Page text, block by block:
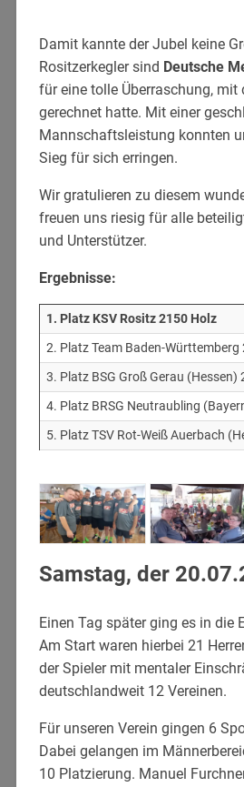
Damit kannte der Jubel keine
Rositzerkegler sind Deutsche
für eine tolle Überraschung, mit
gerechnet hatte. Mit einer
Mannschaftsleistung konnten
Sieg für sich erringen.
Wir gratulieren zu diesem
freuen uns riesig für alle
und Unterstützer.
Ergebnisse:
1. Platz KSV Rositz 2150 Holz
2. Platz Team Baden-Württemberg
3. Platz BSG Groß Gerau (Hessen)
4. Platz BRSG Neutraubling
5. Platz TSV Rot-Weiß Auerbach
Samstag, der
Einen Tag später ging es in die
Am Start waren hierbei 21
der Spieler mit mentaler
deutschlandweit 12 Vereinen.
Für unseren Verein gingen 6
Dabei gelangen im
10 Platzierung. Manuel